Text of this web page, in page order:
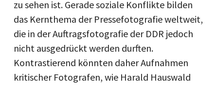
zu sehen ist. Gerade soziale Konflikte bilden
das Kernthema der Pressefotografie weltweit,
die in der Auftragsfotografie der DDR jedoch
nicht ausgedrückt werden durften.
Kontrastierend könnten daher Aufnahmen
kritischer Fotografen, wie Harald Hauswald